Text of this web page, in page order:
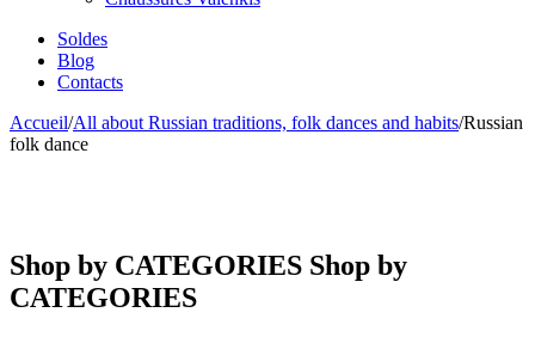
Soldes
Blog
Contacts
Accueil/All about Russian traditions, folk dances and habits/Russian
folk dance
Shop by CATEGORIES Shop by
CATEGORIES